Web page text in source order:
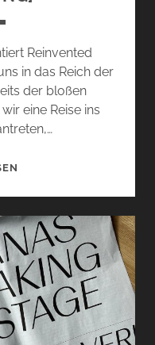
Reinvented
in das Reich der
der bloßen
eine Reise ins
REINVENTED
PARFUMS
FLÜSTERN
ZWISCHEN
DEN
WELTEN